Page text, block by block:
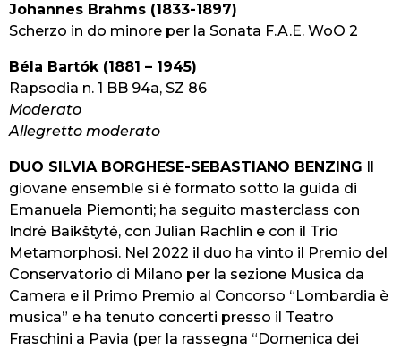
Johannes Brahms (1833-1897)
Scherzo in do minore per la Sonata F.A.E. WoO 2
Béla Bartók (1881 – 1945)
Rapsodia n. 1 BB 94a, SZ 86
Moderato
Allegretto moderato
DUO SILVIA BORGHESE-SEBASTIANO BENZING
giovane ensemble si è formato sotto la guida di
Emanuela Piemonti; ha seguito masterclass con
Indrė Baikštytė, con Julian Rachlin e con il Trio
Metamorphosi. Nel 2022 il duo ha vinto il Premio del
Conservatorio di Milano per la sezione Musica da
Camera e il Primo Premio al Concorso “Lombardia è
musica” e ha tenuto concerti presso il Teatro
Fraschini a Pavia (per la rassegna “Domenica dei